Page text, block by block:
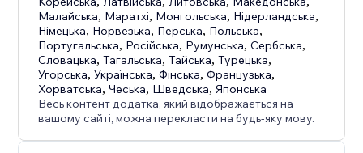
адаптивний інструмент, який мінімізує ризик
дорогих судових позовів, пов’язаних із
доступністю.
• Легкий дизайн з адаптивними функціями
• Ідеально підходить для бізнесу будь-якого
розміру та типу
Спробуйте провідний віджет доступності,
розроблений для легкого та ефективного
покращення доступності вашого веб-сайту.
Малайська, Маратхі, Монгольська, Нідерландська,
Німецька, Норвезька, Перська, Польська,
Португальська, Російська, Румунська,Сербська,
Словацька,Тагальська,Тайська,Турецька,
Угорська,Українська,Фінська,Французька,
Хорватська,Чеська, Шведська,Японська
Весь контент додатка, який відображається на
вашому сайті, можна перекласти на будь-яку мову.